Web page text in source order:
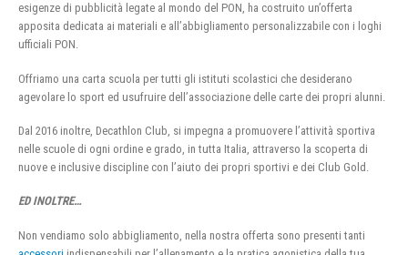
esigenze di pubblicità legate al mondo del PON, ha costruito un’offerta
apposita dedicata ai materiali e all’abbigliamento personalizzabile con i loghi
ufficiali PON.
Offriamo una carta scuola per tutti gli istituti scolastici che desiderano
agevolare lo sport ed usufruire dell’associazione delle carte dei propri alunni.
Dal 2016 inoltre, Decathlon Club, si impegna a promuovere l’attività sportiva
nelle scuole di ogni ordine e grado, in tutta Italia, attraverso la scoperta di
nuove e inclusive discipline con l’aiuto dei propri sportivi e dei Club Gold.
ED INOLTRE…
Non vendiamo solo abbigliamento, nella nostra offerta sono presenti tanti